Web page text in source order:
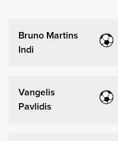
Bruno Martins
Indi
Vangelis
Pavlidis